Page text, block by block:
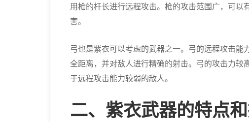
用枪的杆长进行远程攻击。枪的攻击范围广，可以
害。
弓也是紫衣可以考虑的武器之一。弓的远程攻击
全距离，并对敌人进行精确的射击。弓的攻击力较
于远程攻击能力较弱的敌人。
二、紫衣武器的特点